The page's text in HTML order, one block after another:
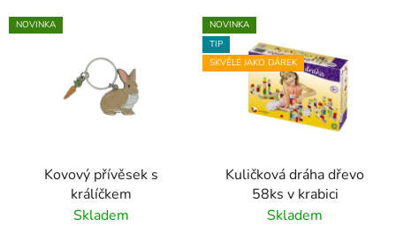
NOVINKA
Kovový přívěsek s
králíčkem
Skladem
NOVINKA
TIP
SKVĚLÉ JAKO DÁREK
Kuličková dráha dřevo
58ks v krabici
Skladem